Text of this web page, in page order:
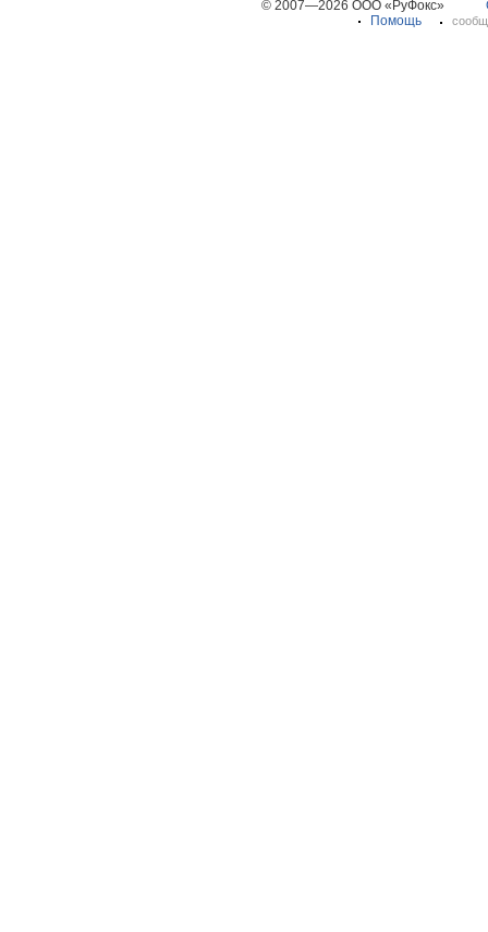
© 2007—2026 ООО «РуФокс»
Помощь